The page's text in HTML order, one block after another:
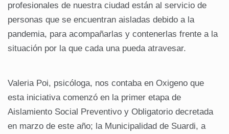
profesionales de nuestra ciudad están al servicio de
personas que se encuentran aisladas debido a la
pandemia, para acompañarlas y contenerlas frente a la
situación por la que cada una pueda atravesar.
Valeria Poi, psicóloga, nos contaba en Oxigeno que
esta iniciativa comenzó en la primer etapa de
Aislamiento Social Preventivo y Obligatorio decretada
en marzo de este año; la Municipalidad de Suardi, a